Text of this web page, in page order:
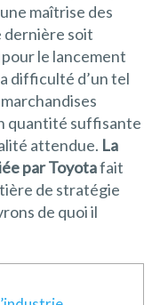
maîtrise des
dernière soit
le lancement
difficulté d’un tel
quantité suffisante
attendue. La
par Toyotafait
de stratégie
de quoi il